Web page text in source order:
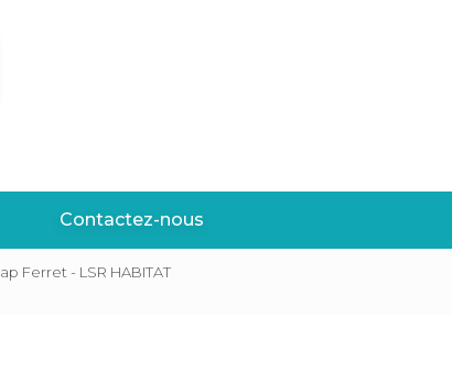
Contactez-nous
Ferret - LSR HABITAT